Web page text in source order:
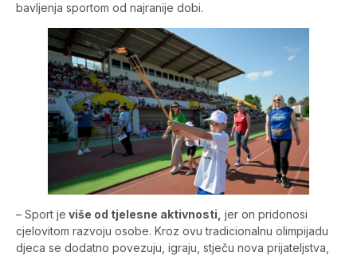
bavljenja sportom od najranije dobi.
– Sport je više od tjelesne aktivnosti, jer on pridonosi
cjelovitom razvoju osobe. Kroz ovu tradicionalnu olimpijadu
djeca se dodatno povezuju, igraju, stječu nova prijateljstva,